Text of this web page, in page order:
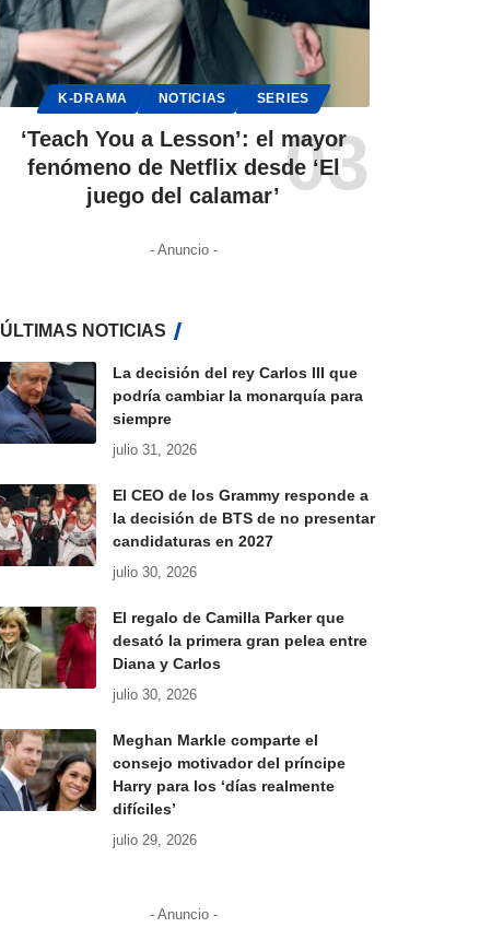
K-DRAMA NOTICIAS SERIES
‘Teach You a Lesson’: el mayor
fenómeno de Netflix desde ‘El
juego del calamar’
- Anuncio -
ÚLTIMAS NOTICIAS
La decisión del rey Carlos III que
podría cambiar la monarquía para
siempre
julio 31, 2026
El CEO de los Grammy responde a
la decisión de BTS de no presentar
candidaturas en 2027
julio 30, 2026
El regalo de Camilla Parker que
desató la primera gran pelea entre
Diana y Carlos
julio 30, 2026
Meghan Markle comparte el
consejo motivador del príncipe
Harry para los ‘días realmente
difíciles’
julio 29, 2026
- Anuncio -